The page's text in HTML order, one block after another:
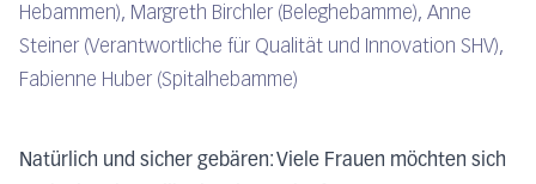
Hebammen), Margreth Birchler (Beleghebamme), Anne
Steiner (Verantwortliche für Qualität und Innovation SHV),
Fabienne Huber (Spitalhebamme)
Natürlich und sicher gebären: Viele Frauen möchten sich